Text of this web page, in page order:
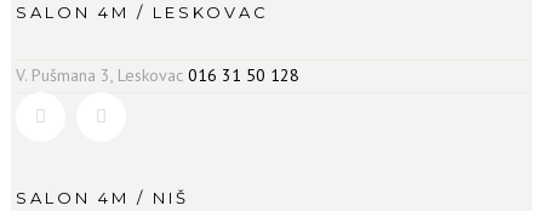
SALON 4M / LESKOVAC
V. Pušmana 3, Leskovac016 31 50 128
SALON 4M / NIŠ